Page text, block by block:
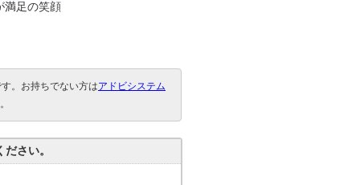
満足の笑顔
。お持ちでない方はアドビシステム
さい。